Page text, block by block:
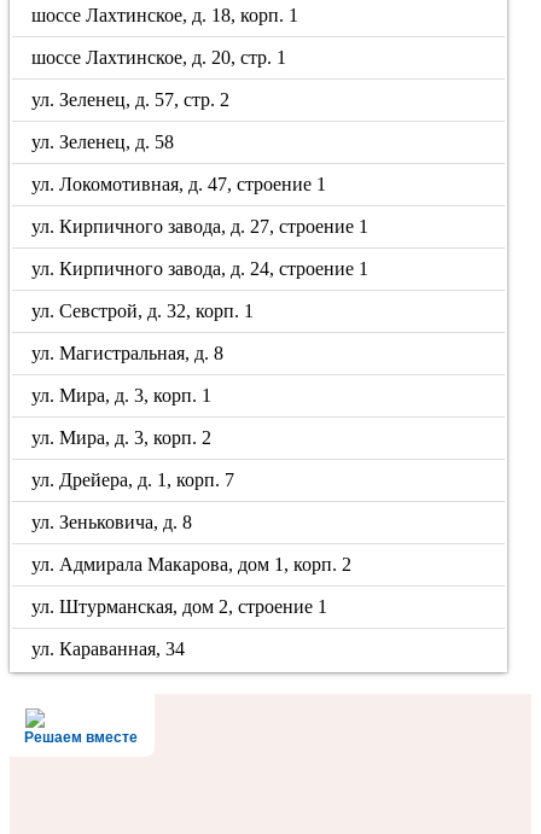
шоссе Лахтинское, д. 18, корп. 1
шоссе Лахтинское, д. 20, стр. 1
ул. Зеленец, д. 57, стр. 2
ул. Зеленец, д. 58
ул. Локомотивная, д. 47, строение 1
ул. Кирпичного завода, д. 27, строение 1
ул. Кирпичного завода, д. 24, строение 1
ул. Севстрой, д. 32, корп. 1
ул. Магистральная, д. 8
ул. Мира, д. 3, корп. 1
ул. Мира, д. 3, корп. 2
ул. Дрейера, д. 1, корп. 7
ул. Зеньковича, д. 8
ул. Адмирала Макарова, дом 1, корп. 2
ул. Штурманская, дом 2, строение 1
ул. Караванная, 34
Решаем вместе